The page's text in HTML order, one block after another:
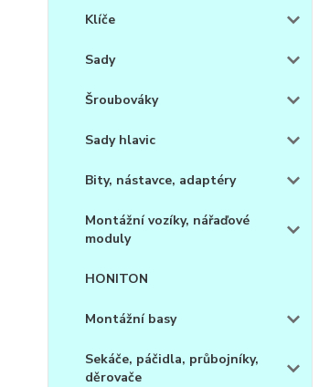
Klíče
Sady
Šroubováky
Sady hlavic
Bity, nástavce, adaptéry
Montážní vozíky, nářaďové
moduly
HONITON
Montážní basy
Sekáče, páčidla, průbojníky,
děrovače